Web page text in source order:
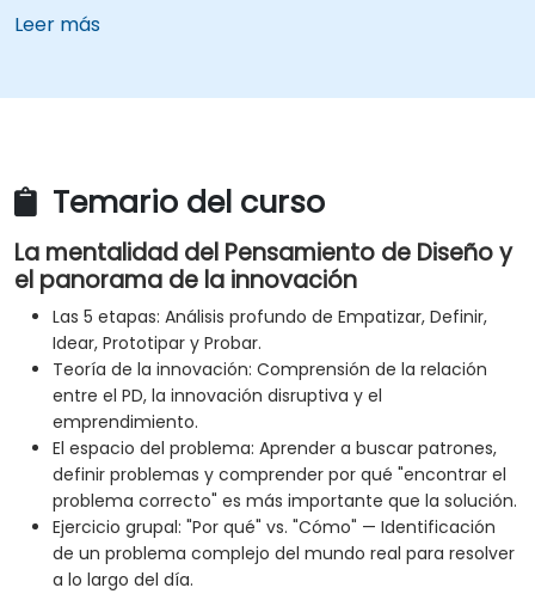
Leer más
Temario del curso
La mentalidad del Pensamiento de Diseño y
el panorama de la innovación
Las 5 etapas: Análisis profundo de Empatizar, Definir,
Idear, Prototipar y Probar.
Teoría de la innovación: Comprensión de la relación
entre el PD, la innovación disruptiva y el
emprendimiento.
El espacio del problema: Aprender a buscar patrones,
definir problemas y comprender por qué "encontrar el
problema correcto" es más importante que la solución.
Ejercicio grupal: "Por qué" vs. "Cómo" — Identificación
de un problema complejo del mundo real para resolver
a lo largo del día.